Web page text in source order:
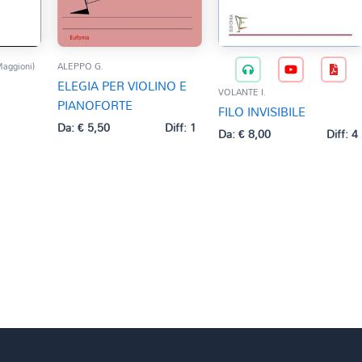
ALEPPO G.
ELEGIA PER VIOLINO E
PIANOFORTE
Da:€5,50 Diff: 1
VOLANTE I.
FILO INVISIBILE
Da:€8,00 Diff: 4